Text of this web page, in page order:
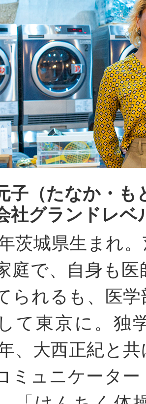
子（たなか・も
社グランドレベ
茨城県生まれ
庭で、自身も
られるも、医
て東京に。独
、大西正紀と
ミュニケータ